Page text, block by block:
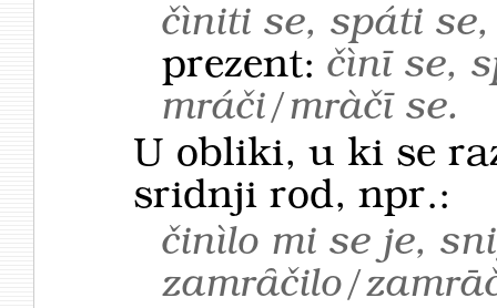
čìniti se, spáti
prezent: čìnī se,
mráči/mràčī se.
U obliki, u ki se
sridnji rod, npr.:
činìlo mi se je,
zamrȃčilo/